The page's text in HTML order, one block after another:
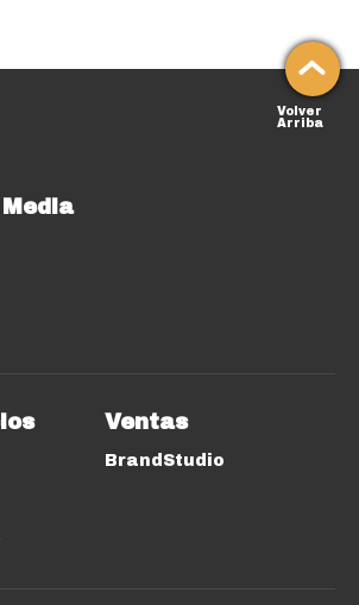
Volver
Arriba
Media
Ventas
BrandStudio